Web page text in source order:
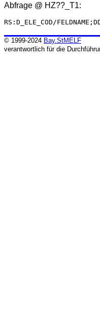
Abfrage @ HZ??_T1:
RS:D_ELE_COD/
© 1999-2024 Bay.StMELF
verantwortlich für die